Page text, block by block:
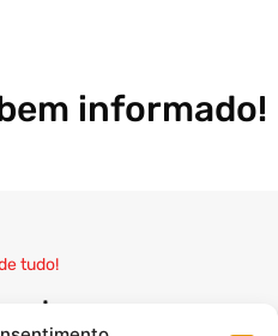
informado!
tudo!
nossas